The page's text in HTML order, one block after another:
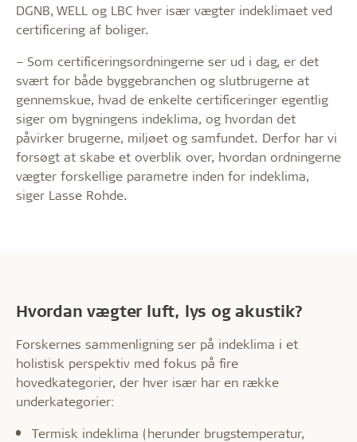
DGNB, WELL og LBC hver især vægter indeklimaet ved
certificering af boliger.
– Som certificeringsordningerne ser ud i dag, er det
svært for både byggebranchen og slutbrugerne at
gennemskue, hvad de enkelte certificeringer egentlig
siger om bygningens indeklima, og hvordan det
påvirker brugerne, miljøet og samfundet. Derfor har vi
forsøgt at skabe et overblik over, hvordan ordningerne
vægter forskellige parametre inden for indeklima,
siger Lasse Rohde.
Hvordan vægter luft, lys og akustik?
Forskernes sammenligning ser på indeklima i et
holistisk perspektiv med fokus på fire
hovedkategorier, der hver især har en række
underkategorier:
Termisk indeklima (herunder brugstemperatur,